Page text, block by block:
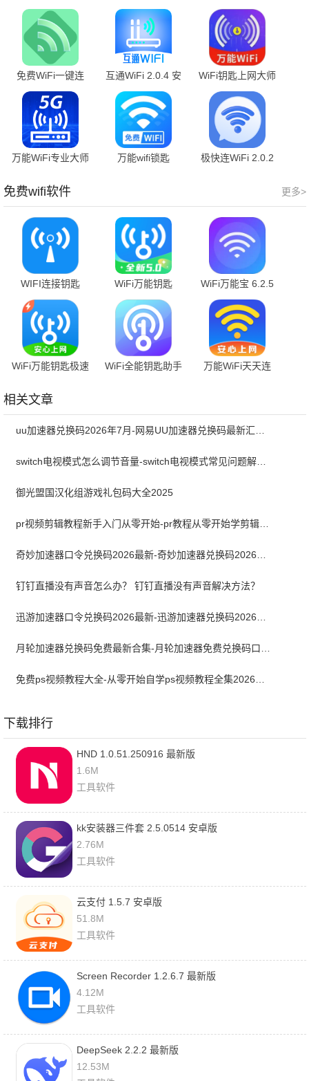
免费WiFi一键连
1.0.1 安卓版
互通WiFi 2.0.4 安
卓版
WiFi钥匙上网大师
4.3.69.00 安卓版
万能WiFi专业大师
万能wifi锁匙
极快连WiFi 2.0.2
更多>
免费wifi软件
WIFI连接钥匙
2.2.1 官方版
WiFi万能钥匙
5.2.23 手机版
WiFi万能宝 6.2.5
安卓版
WiFi万能钥匙极速
WiFi全能钥匙助手
万能WiFi天天连
相关文章
switch电视模式怎么调节音量-switch电视模式常见问题解决方案
御光盟国汉化组游戏礼包码大全2025
pr视频剪辑教程新手入门从零开始-pr教程从零开始学剪辑全集免费
钉钉直播没有声音怎么办？ 钉钉直播没有声音解决方法？
下载排行
HND 1.0.51.250916 最新版
1.6M
工具软件
kk安装器三件套 2.5.0514 安卓版
2.76M
工具软件
云支付 1.5.7 安卓版
51.8M
工具软件
Screen Recorder 1.2.6.7 最新版
4.12M
工具软件
DeepSeek 2.2.2 最新版
12.53M